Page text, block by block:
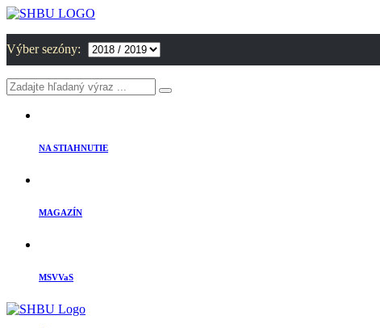
Výber sezóny:
NA STIAHNUTIE
MAGAZÍN
MSVVaS